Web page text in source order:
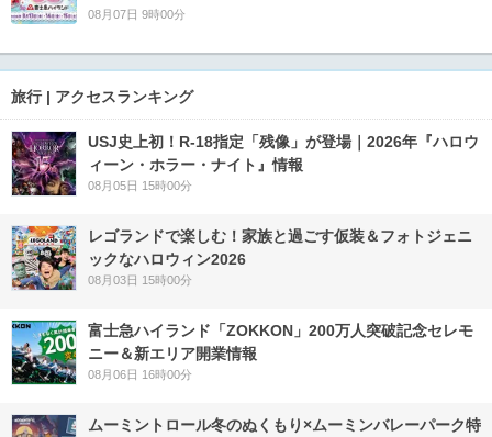
08月07日 9時00分
旅行 | アクセスランキング
USJ史上初！R-18指定「残像」が登場｜2026年『ハロウ
ィーン・ホラー・ナイト』情報
08月05日 15時00分
レゴランドで楽しむ！家族と過ごす仮装＆フォトジェニ
ックなハロウィン2026
08月03日 15時00分
富士急ハイランド「ZOKKON」200万人突破記念セレモ
ニー＆新エリア開業情報
08月06日 16時00分
ムーミントロール冬のぬくもり×ムーミンバレーパーク特